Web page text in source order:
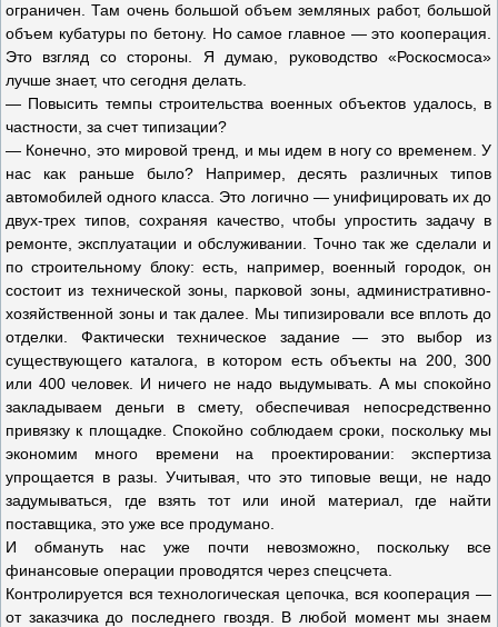
ограничен. Там очень большой объем земляных работ, большой
объем кубатуры по бетону. Но самое главное — это кооперация.
Это взгляд со стороны. Я думаю, руководство «Роскосмоса»
лучше знает, что сегодня делать.
— Повысить темпы строительства военных объектов удалось, в
частности, за счет типизации?
— Конечно, это мировой тренд, и мы идем в ногу со временем. У
нас как раньше было? Например, десять различных типов
автомобилей одного класса. Это логично — унифицировать их до
двух-трех типов, сохраняя качество, чтобы упростить задачу в
ремонте, эксплуатации и обслуживании. Точно так же сделали и
по строительному блоку: есть, например, военный городок, он
состоит из технической зоны, парковой зоны, административно-
хозяйственной зоны и так далее. Мы типизировали все вплоть до
отделки. Фактически техническое задание — это выбор из
существующего каталога, в котором есть объекты на 200, 300
или 400 человек. И ничего не надо выдумывать. А мы спокойно
закладываем деньги в смету, обеспечивая непосредственно
привязку к площадке. Спокойно соблюдаем сроки, поскольку мы
экономим много времени на проектировании: экспертиза
упрощается в разы. Учитывая, что это типовые вещи, не надо
задумываться, где взять тот или иной материал, где найти
поставщика, это уже все продумано.
И обмануть нас уже почти невозможно, поскольку все
финансовые операции проводятся через спецсчета.
Контролируется вся технологическая цепочка, вся кооперация —
от заказчика до последнего гвоздя. В любой момент мы знаем